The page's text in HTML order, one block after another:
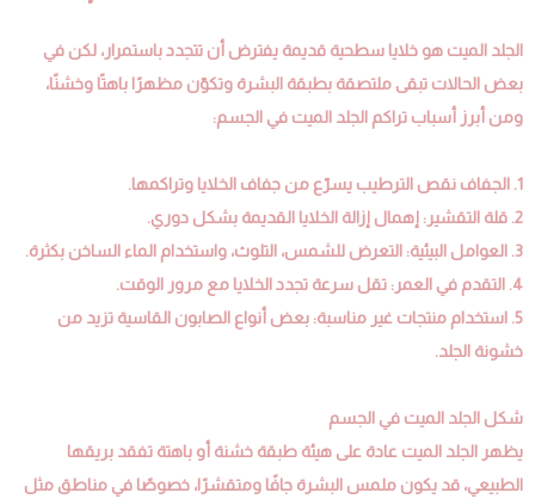
الجلد الميت هو خلايا سطحية قديمة يفترض أن تتجدد باستمرار، لكن في
بعض الحالات تبقى ملتصقة بطبقة البشرة وتكوّن مظهرًا باهتًا وخشنًا،
ومن أبرز أسباب تراكم الجلد الميت في الجسم:
1. الجفاف نقص الترطيب يسرّع من جفاف الخلايا وتراكمها.
2. قلة التقشير: إهمال إزالة الخلايا القديمة بشكل دوري.
3. العوامل البيئية: التعرض للشمس، التلوث، واستخدام الماء الساخن بكثرة.
4. التقدم في العمر: تقل سرعة تجدد الخلايا مع مرور الوقت.
5. استخدام منتجات غير مناسبة: بعض أنواع الصابون القاسية تزيد من
خشونة الجلد.
شكل الجلد الميت في الجسم
يظهر الجلد الميت عادة على هيئة طبقة خشنة أو باهتة تفقد بريقها
الطبيعي، قد يكون ملمس البشرة جافًا ومتقشرًا، خصوصًا في مناطق مثل